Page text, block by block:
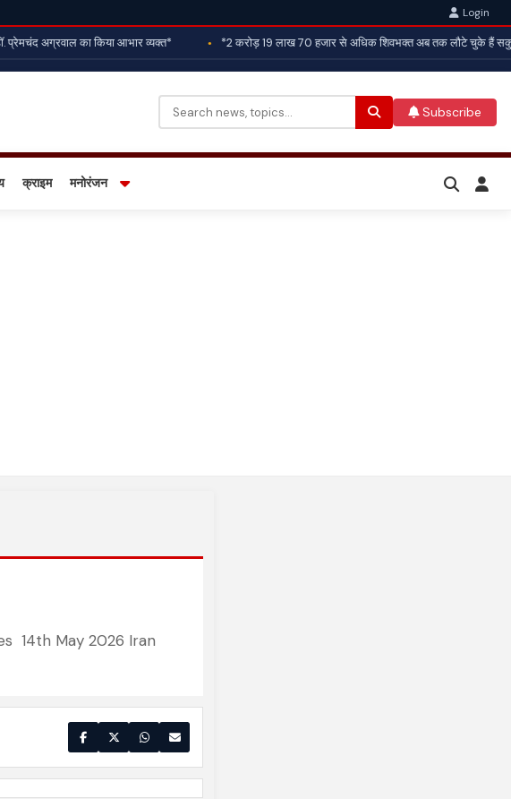
Login
अग्रवाल का किया आभार व्यक्त* *2 करोड़ 19 लाख 70 हजार से अधिक शिवभक्त अब तक लौटे चुके हैं
Search
Subscribe
क्राइम मनोरंजन
14th May 2026 Iran